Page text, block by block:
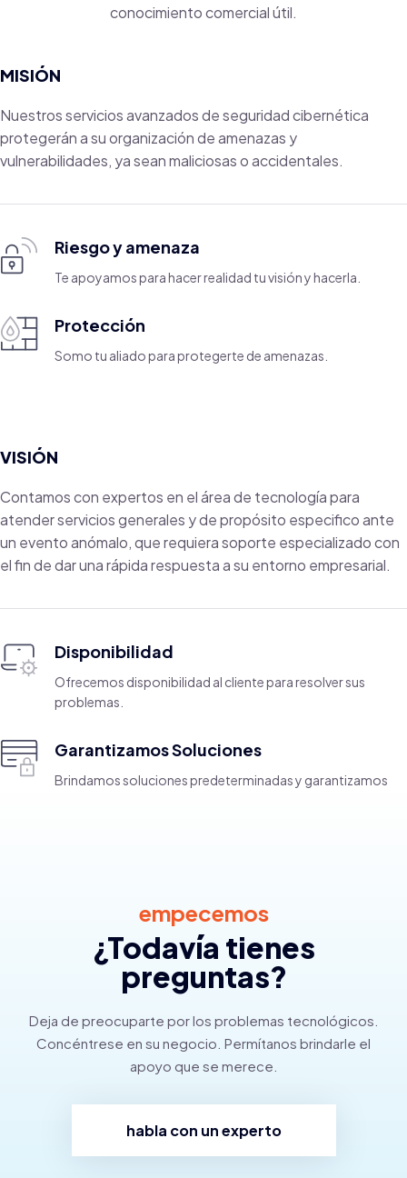
conocimiento comercial útil.
MISIÓN
Nuestros servicios avanzados de seguridad cibernética
protegerán a su organización de amenazas y
vulnerabilidades, ya sean maliciosas o accidentales.
Riesgo y amenaza
Te apoyamos para hacer realidad tu visión y hacerla.
Protección
Somo tu aliado para protegerte de amenazas.
VISIÓN
Contamos con expertos en el área de tecnología para
atender servicios generales y de propósito especifico ante
un evento anómalo, que requiera soporte especializado con
el fin de dar una rápida respuesta a su entorno empresarial.
Disponibilidad
Ofrecemos disponibilidad al cliente para resolver sus
problemas.
Garantizamos Soluciones
Brindamos soluciones predeterminadas y garantizamos
empecemos
¿Todavía tienes
preguntas?
Deja de preocuparte por los problemas tecnológicos.
Concéntrese en su negocio. Permítanos brindarle el
apoyo que se merece.
habla con un experto